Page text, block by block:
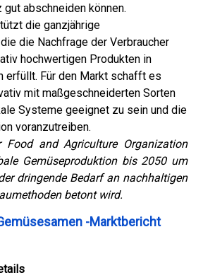
abschneiden können.
die ganzjährige
die Nachfrage der Verbraucher
hochwertigen Produkten in
erfüllt. Für den Markt schafft es
mit maßgeschneiderten Sorten
Systeme geeignet zu sein und die
voranzutreiben.
Food and Agriculture Organization
Gemüseproduktion bis 2050 um
dringende Bedarf an nachhaltigen
betont wird.
-Marktbericht